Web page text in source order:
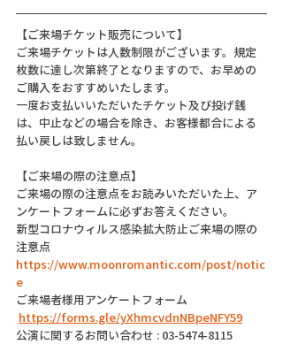
【ご来場チケット販売について】
ご来場チケットは人数制限がございます。規定
枚数に達し次第終了となりますので、お早めの
ご購入をおすすめいたします。
一度お支払いいただいたチケット及び投げ銭
は、中止などの場合を除き、お客様都合による
払い戻しは致しません。
【ご来場の際の注意点】
ご来場の際の注意点をお読みいただいた上、ア
ンケートフォームに必ずお答えください。
新型コロナウィルス感染拡大防止ご来場の際の
注意点
https://www.moonromantic.com/post/notic
e
ご来場者様用アンケートフォーム
https://forms.gle/yXhmcvdnNBpeNFY59
公演に関するお問い合わせ : 03-5474-8115